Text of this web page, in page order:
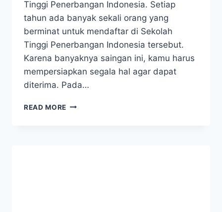
Tinggi Penerbangan Indonesia. Setiap
tahun ada banyak sekali orang yang
berminat untuk mendaftar di Sekolah
Tinggi Penerbangan Indonesia tersebut.
Karena banyaknya saingan ini, kamu harus
mempersiapkan segala hal agar dapat
diterima. Pada…
READ MORE PERSYARATAN